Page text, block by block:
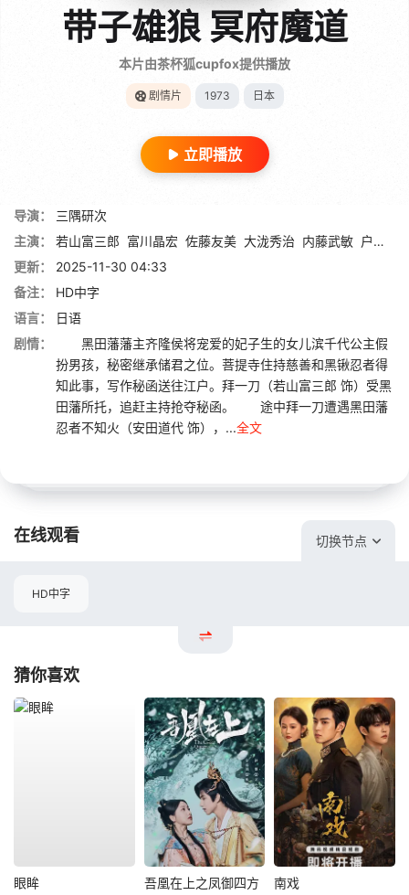
带子雄狼 冥府魔道
本片由茶杯狐cupfox提供播放
剧情片 1973 日本
立即播放
导演：
三隅研次
主演：
若山富三郎 富川晶宏 佐藤友美 大泷秀治 内藤武敏 户浦六宏
更新：
2025-11-30 04:33
备注：
HD中字
语言：
日语
剧情：
黑田藩藩主齐隆侯将宠爱的妃子生的女儿滨千代公主假
扮男孩，秘密继承储君之位。菩提寺住持慈善和黑锹忍者得
知此事，写作秘函送往江户。拜一刀（若山富三郎 饰）受黑
田藩所托，追赶主持抢夺秘函。 途中拜一刀遭遇黑田藩
忍者不知火（安田道代 饰），...全文
在线观看 切换节点
HD中字
猜你喜欢
眼眸 吾凰在上之凤御四方 南戏